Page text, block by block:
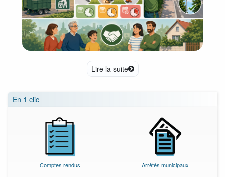
Lire la suite
En 1 clic
Comptes rendus Arrêtés municipaux